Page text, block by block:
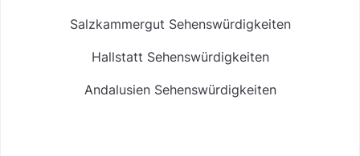
Salzkammergut Sehenswürdigkeiten
Hallstatt Sehenswürdigkeiten
Andalusien Sehenswürdigkeiten